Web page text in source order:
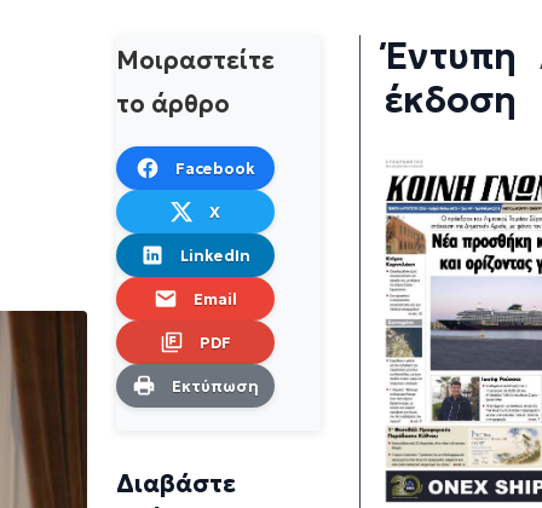
Μοιραστείτε
το άρθρο
Facebook
X
LinkedIn
Email
PDF
Εκτύπωση
Διαβάστε
Έντυπη
έκδοση